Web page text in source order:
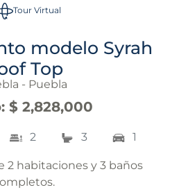
Tour Virtual
modelo Syrah
Top
- Puebla
: $ 2,828,000
2 3 1
2 habitaciones y 3 baños